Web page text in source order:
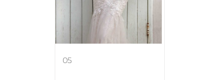
05